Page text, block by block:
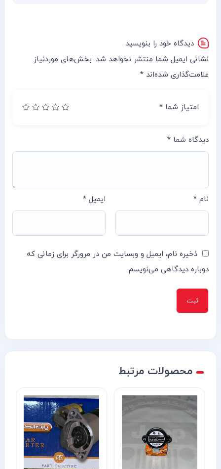
دیدگاه خود را بنویسید
نشانی ایمیل شما منتشر نخواهد شد. بخش‌های موردنیاز
علامت‌گذاری شده‌اند *
امتیاز شما *
دیدگاه شما *
نام * ایمیل *
ذخیره نام، ایمیل و وبسایت من در مرورگر برای زمانی که
دوباره دیدگاهی می‌نویسم.
محصولات مرتبط